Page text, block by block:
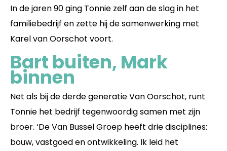
In de jaren 90 ging Tonnie zelf aan de slag in het
familiebedrijf en zette hij de samenwerking met
Karel van Oorschot voort.
Bart buiten, Mark
binnen
Net als bij de derde generatie Van Oorschot, runt
Tonnie het bedrijf tegenwoordig samen met zijn
broer. ‘De Van Bussel Groep heeft drie disciplines:
bouw, vastgoed en ontwikkeling. Ik leid het